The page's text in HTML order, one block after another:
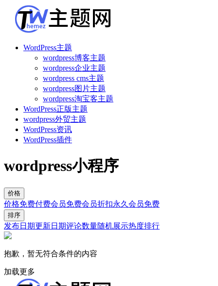
WordPress主题
wordpress博客主题
wordpress企业主题
wordpress cms主题
wordpress图片主题
wordpress淘宝客主题
WordPress正版主题
wordpress外贸主题
WordPress资讯
WordPress插件
wordpress小程序
价格
价格免费付费会员免费会员折扣永久会员免费
排序
发布日期更新日期评论数量随机展示热度排行
抱歉，暂无符合条件的内容
加载更多